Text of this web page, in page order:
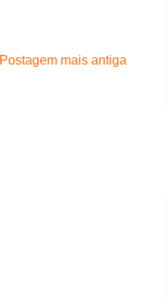
Postagem mais antiga